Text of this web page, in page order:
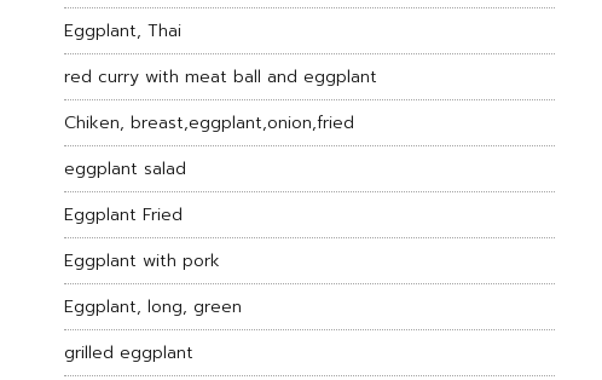
Eggplant, Thai
red curry with meat ball and eggplant
Chiken, breast,eggplant,onion,fried
eggplant salad
Eggplant Fried
Eggplant with pork
Eggplant, long, green
grilled eggplant